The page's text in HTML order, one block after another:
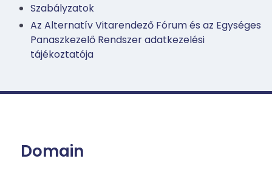
Szabályzatok
Az Alternatív Vitarendező Fórum és az Egységes
Panaszkezelő Rendszer adatkezelési
tájékoztatója
Domain